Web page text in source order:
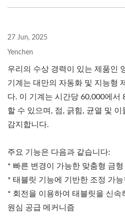
27 Jun, 2025
Yenchen
우리의 수상 경력이 있는 제품인
기계는 대만의 자동화 및 지능형
다. 이 기계는 시간당 60,000에서
할 수 있으며, 점, 긁힘, 균열 및
감지합니다.
주요 기능은 다음과 같습니다:
* 빠른 변경이 가능한 맞춤형 금형
* 태블릿 기능에 기반한 조정 가
* 회전을 이용하여 태블릿을 신속
원심 공급 메커니즘